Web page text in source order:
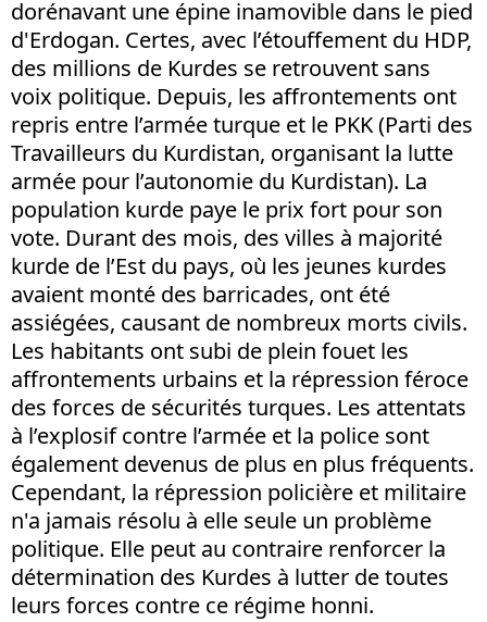
dorénavant une épine inamovible dans le pied
d'Erdogan. Certes, avec l’étouffement du HDP,
des millions de Kurdes se retrouvent sans
voix politique. Depuis, les affrontements ont
repris entre l’armée turque et le PKK (Parti des
Travailleurs du Kurdistan, organisant la lutte
armée pour l’autonomie du Kurdistan). La
population kurde paye le prix fort pour son
vote. Durant des mois, des villes à majorité
kurde de l’Est du pays, où les jeunes kurdes
avaient monté des barricades, ont été
assiégées, causant de nombreux morts civils.
Les habitants ont subi de plein fouet les
affrontements urbains et la répression féroce
des forces de sécurités turques. Les attentats
à l’explosif contre l’armée et la police sont
également devenus de plus en plus fréquents.
Cependant, la répression policière et militaire
n'a jamais résolu à elle seule un problème
politique. Elle peut au contraire renforcer la
détermination des Kurdes à lutter de toutes
leurs forces contre ce régime honni.